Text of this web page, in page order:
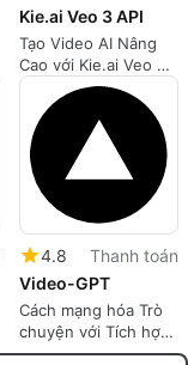
Kie.ai Veo 3 API
Tạo Video AI Nâng
Cao với Kie.ai Veo 3
API
4.8
Thanh toán
Video-GPT
Cách mạng hóa Trò
chuyện với Tích hợp
Video